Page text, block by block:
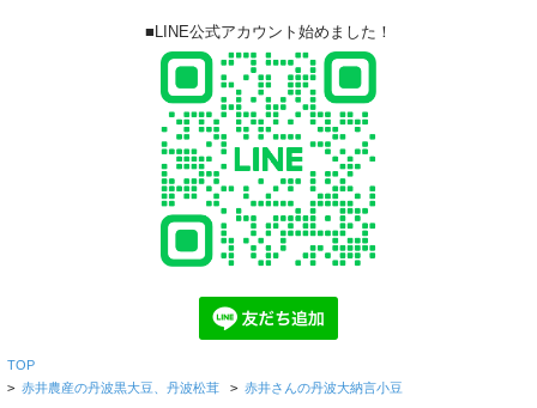
■LINE公式アカウント始めました！
TOP
> 赤井農産の丹波黒大豆、丹波松茸 > 赤井さんの丹波大納言小豆